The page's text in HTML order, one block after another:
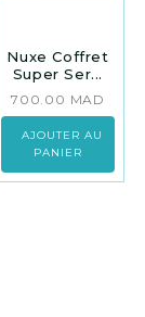
Nuxe Coffret
Super Ser...
700.00 MAD
AJOUTER AU
PANIER